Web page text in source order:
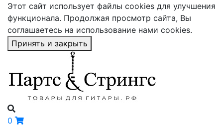
Этот сайт использует файлы cookies для улучшения
функционала. Продолжая просмотр сайта, Вы
соглашаетесь на использование нами cookies.
Принять и закрыть
0